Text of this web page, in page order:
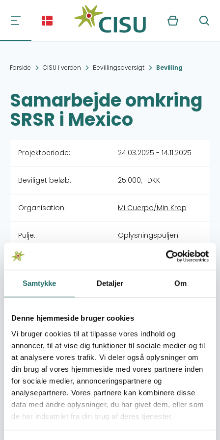
Samtykke Detaljer Om
Denne hjemmeside bruger cookies
Vi bruger cookies til at tilpasse vores indhold og
annoncer, til at vise dig funktioner til sociale medier og til
at analysere vores trafik. Vi deler også oplysninger om
din brug af vores hjemmeside med vores partnere inden
for sociale medier, annonceringspartnere og
analysepartnere. Vores partnere kan kombinere disse
data med andre oplysninger, du har givet dem, eller som
de har indsamlet fra din brug af deres tjenester.
Kurv Søg
Forside CISU i verden Bevillingsoversigt Bevilling
Samarbejde omkring
SRSR i Mexico
Projektperiode: 24.03.2025 - 14.11.2025
Beviliget beløb: 25.000,- DKK
Organisation: Mi Cuerpo/Min Krop
Pulje: Oplysningspuljen
Indsatsområde: Oplysningsaktivitet
World goals:
Mål 5: Ligestilling
Mål 17: Partnerskaber for
handling
Indsatser foregår i: Mexico
Resume
Projektet har til formål at belyse samarbejdet mellem Mi
Cuerpo/Min Krop Danmark og partner Mi Cuerpo-Min